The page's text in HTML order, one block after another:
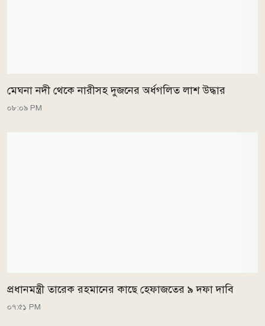
মেঘনা নদী থেকে নারীসহ দুজনের অর্ধগলিত লাশ উদ্ধার
০৮:০৯ PM
প্রধানমন্ত্রী তারেক রহমানের কাছে হেফাজতের ৯ দফা দাবি
০৭:৫১ PM